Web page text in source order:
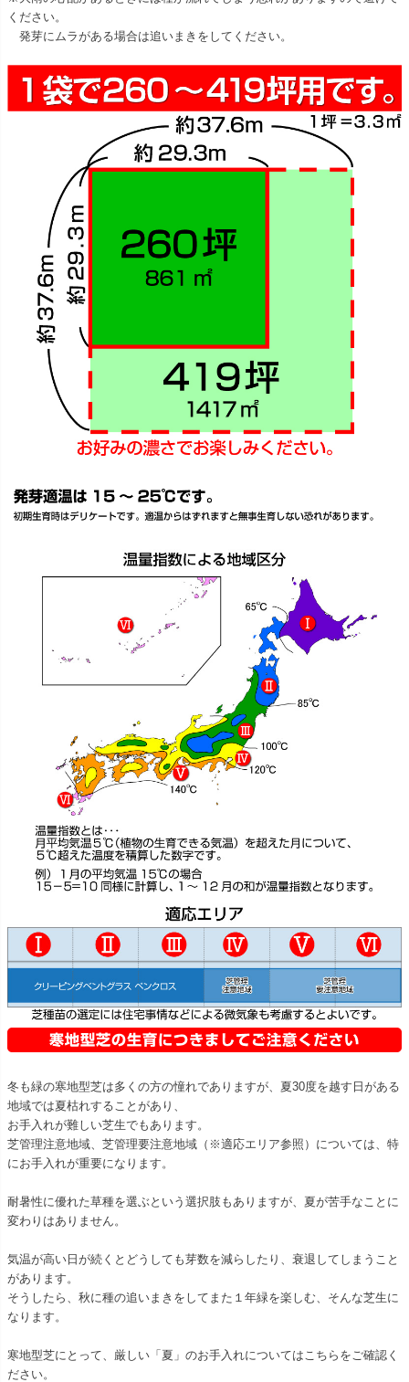
ください。
発芽にムラがある場合は追いまきをしてください。
冬も緑の寒地型芝は多くの方の憧れでありますが、夏30度を越す日がある
地域では夏枯れすることがあり、
お手入れが難しい芝生でもあります。
芝管理注意地域、芝管理要注意地域（※適応エリア参照）については、特
にお手入れが重要になります。
耐暑性に優れた草種を選ぶという選択肢もありますが、夏が苦手なことに
変わりはありません。
気温が高い日が続くとどうしても芽数を減らしたり、衰退してしまうこと
があります。
そうしたら、秋に種の追いまきをしてまた１年緑を楽しむ、そんな芝生に
なります。
寒地型芝にとって、厳しい「夏」のお手入れについてはこちらをご確認く
ださい。